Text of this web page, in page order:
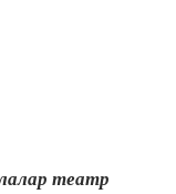
театр